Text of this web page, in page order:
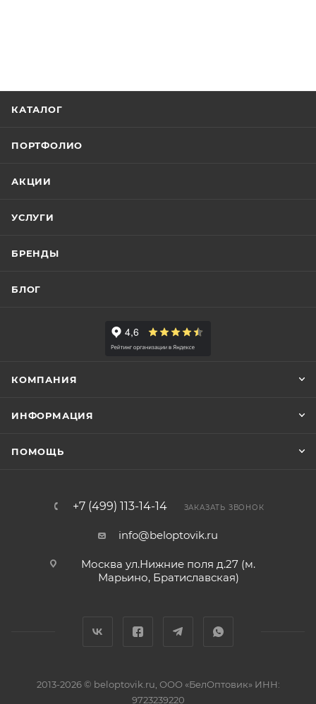
КАТАЛОГ
ПОРТФОЛИО
АКЦИИ
УСЛУГИ
БРЕНДЫ
БЛОГ
КОМПАНИЯ
ИНФОРМАЦИЯ
ПОМОЩЬ
+7 (499) 113-14-14 ЗАКАЗАТЬ ЗВОНОК
info@beloptovik.ru
Москва ул.Нижние поля д.27 (м.
Марьино, Братиславская)
2013-2026 © beloptovik.ru, ООО «БелОптовик» ИНН:
9723239220